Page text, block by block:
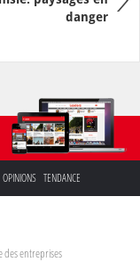
danger
OPINIONS TENDANCE
des entreprises